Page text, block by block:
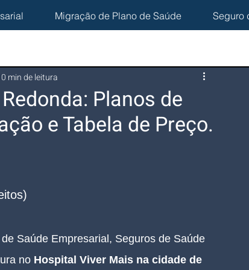
Migração de Plano de Saúde Seguro
Planos de
e Tabela de Preço.
min de leitura
Saúde Empresarial, Seguros de Saúde
no Hospital Viver Mais na cidade de